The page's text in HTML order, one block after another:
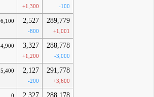
+1,300 -100
6,100 2,527
-800
289,779
+1,001
4,900 3,327
+1,200
288,778
-3,000
5,400 2,127
-200
291,778
+3,600
0 2,327 288,178